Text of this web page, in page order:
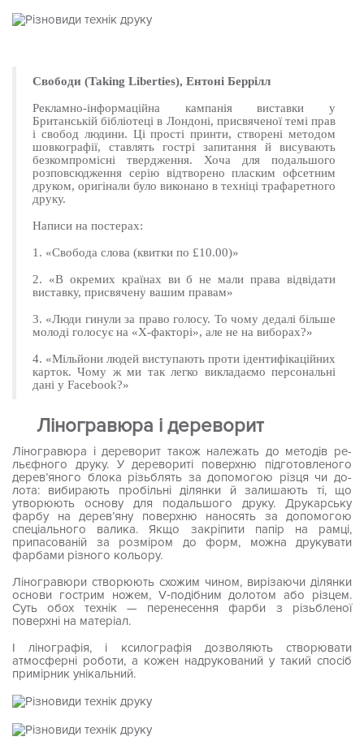
Свободи (Taking Liberties), Ентоні Беррілл
Рекламно-інформаційна кампанія виставки у
Британській бібліотеці в Лондоні, присвяченої темі прав
і свобод людини. Ці прості принти, створені методом
шовкографії, ставлять гострі запитання й висувають
безкомпромісні твердження. Хоча для подальшого
розповсюдження серію відтворено пласким офсетним
друком, оригінали було виконано в техніці трафаретного
друку.
Написи на постерах:
1. «Свобода слова (квитки по £10.00)»
2. «В окремих країнах ви б не мали права відвідати
виставку, присвячену вашим правам»
3. «Люди гинули за право голосу. То чому дедалі більше
молоді голосує на «Х-факторі», але не на виборах?»
4. «Мільйони людей виступають проти ідентифікаційних
карток. Чому ж ми так легко викладаємо персональні
дані у Facebook?»
Ліногравюра і дереворит
Ліногравюра і дереворит також належать до методів ре­
льєфного друку. У деревориті поверхню підготовленого
дерев’яного блока різьблять за допомогою різця чи до­
лота: вибирають пробільні ділянки й залишають ті, що
утворюють основу для подальшого друку. Друкарську
фарбу на дерев’яну поверхню наносять за допомогою
спеціального валика. Якщо закріпити папір на рамці,
припасованій за розміром до форм, можна друкувати
фарбами різного кольору.
Ліногравюри створюють схожим чином, вирізаючи ді­лянки
основи гострим ножем, V‑подібним долотом або різцем.
Суть обох технік — перенесення фарби з різьбленої
поверхні на матеріал.
І лінографія, і ксилографія дозволяють створювати
атмосферні роботи, а кожен надрукований у такий спосіб
примірник унікальний.